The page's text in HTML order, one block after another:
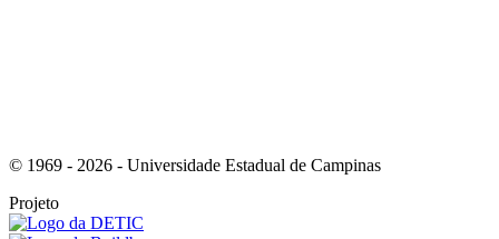
© 1969 - 2026 - Universidade Estadual de Campinas
Projeto